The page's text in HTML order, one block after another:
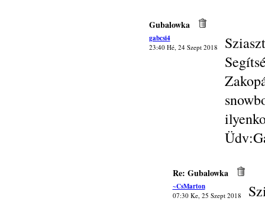
Gubalowka
gabcsi4
23:40 Hé, 24 Szept 2018
Re: Gubalowka
~CsMarton
07:30 Ke, 25 Szept 2018